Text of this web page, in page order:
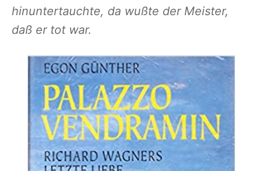
hinuntertauchte, da wußte der Meister,
daß er tot war.